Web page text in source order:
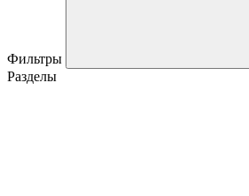
Фильтры
Разделы